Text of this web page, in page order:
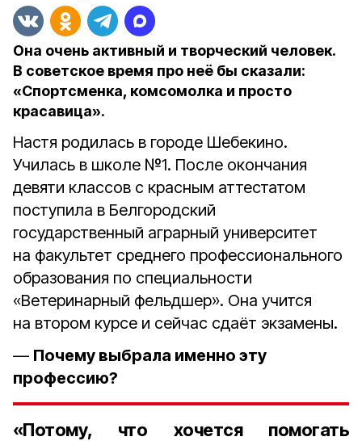
Она очень активный и творческий человек.
В советское время про неё бы сказали:
«Спортсменка, комсомолка и просто
красавица».
Настя родилась в городе Шебекино.
Училась в школе №1. После окончания
девяти классов с красным аттестатом
поступила в Белгородский
государственный аграрный университет
на факультет среднего профессионального
образования по специальности
«Ветеринарный фельдшер». Она учится
на втором курсе и сейчас сдаёт экзамены.
— Почему выбрала именно эту
профессию?
«Потому, что хочется помогать